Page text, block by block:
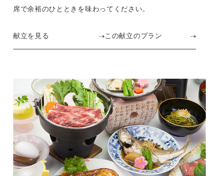
席で余裕のひとときを味わってください。
献立を見る この献立のプラン